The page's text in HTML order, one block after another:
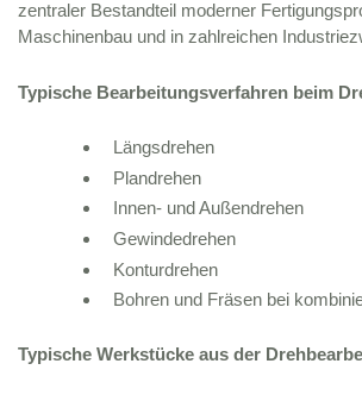
zentraler Bestandteil moderner
Maschinenbau und in zahlreichen
Typische Bearbeitungsverfahren beim
Längsdrehen
Plandrehen
Innen- und Außendrehen
Gewindedrehen
Konturdrehen
Bohren und Fräsen bei
Typische Werkstücke aus der